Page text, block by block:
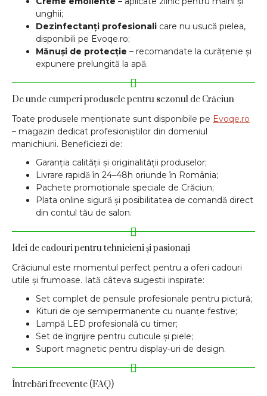
unghii;
Dezinfectanți profesionali care nu usucă pielea,
disponibili pe Evoqe.ro;
Mănuși de protecție – recomandate la curățenie și
expunere prelungită la apă.
De unde cumperi produsele pentru sezonul de Crăciun
Toate produsele menționate sunt disponibile pe Evoqe.ro
– magazin dedicat profesioniștilor din domeniul
manichiurii. Beneficiezi de:
Garanția calității și originalității produselor;
Livrare rapidă în 24–48h oriunde în România;
Pachete promoționale speciale de Crăciun;
Plata online sigură și posibilitatea de comandă direct
din contul tău de salon.
Idei de cadouri pentru tehnicieni și pasionați
Crăciunul este momentul perfect pentru a oferi cadouri
utile și frumoase. Iată câteva sugestii inspirate:
Set complet de pensule profesionale pentru pictură;
Kituri de oje semipermanente cu nuanțe festive;
Lampă LED profesională cu timer;
Set de îngrijire pentru cuticule și piele;
Suport magnetic pentru display-uri de design.
Întrebări frecvente (FAQ)